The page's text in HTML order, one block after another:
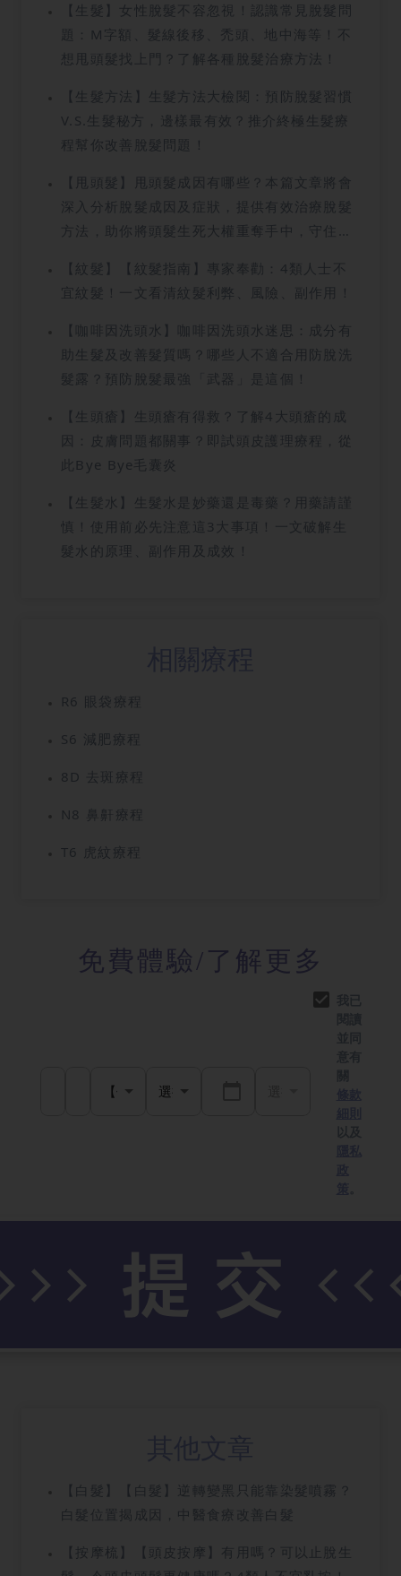
【生髮】女性脫髮不容忽視！認識常見脫髮問
題：M字額、髮線後移、禿頭、地中海等！不
想甩頭髮找上門？了解各種脫髮治療方法！
【生髮方法】生髮方法大檢閱：預防脫髮習慣
V.S.生髮秘方，邊樣最有效？推介終極生髮療
程幫你改善脫髮問題！
【甩頭髮】甩頭髮成因有哪些？本篇文章將會
深入分析脫髮成因及症狀，提供有效治療脫髮
方法，助你將頭髮生死大權重奪手中，守住那
【紋髮】【紋髮指南】專家奉勸：4類人士不
宜紋髮！一文看清紋髮利弊、風險、副作用！
【咖啡因洗頭水】咖啡因洗頭水迷思：成分有
助生髮及改善髮質嗎？哪些人不適合用防脫洗
髮露？預防脫髮最強「武器」是這個！
【生頭瘡】生頭瘡有得救？了解4大頭瘡的成
因：皮膚問題都關事？即試頭皮護理療程，從
此Bye Bye毛囊炎
【生髮水】生髮水是妙藥還是毒藥？用藥請謹
慎！使用前必先注意這3大事項！一文破解生
髮水的原理、副作用及成效！
R6 眼袋療程
S6 減肥療程
8D 去斑療程
N8 鼻鼾療程
T6 虎紋療程
免費體驗/了解更多
【白髮】【白髮】逆轉變黑只能靠染髮噴霧？
白髮位置揭成因，中醫食療改善白髮
【按摩梳】【頭皮按摩】有用嗎？可以止脫生